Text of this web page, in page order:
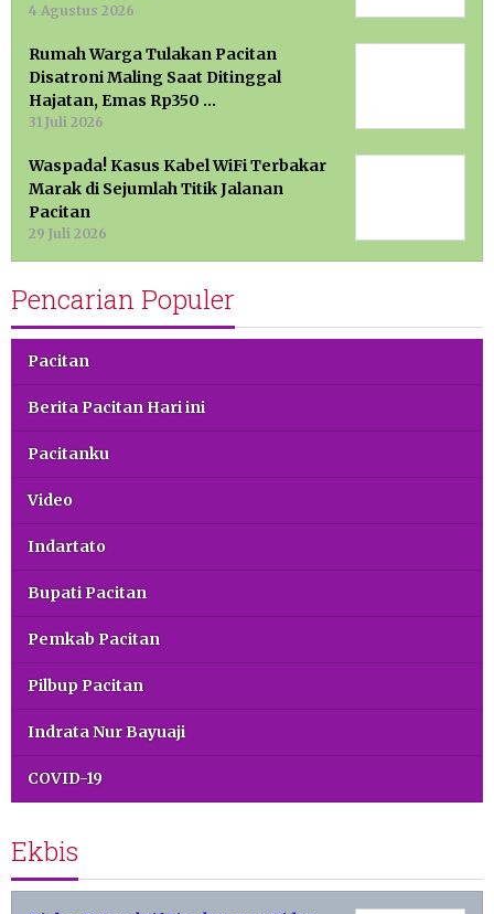
4 Agustus 2026
Rumah Warga Tulakan Pacitan
Disatroni Maling Saat Ditinggal
Hajatan, Emas Rp350 …
31 Juli 2026
Waspada! Kasus Kabel WiFi Terbakar
Marak di Sejumlah Titik Jalanan
Pacitan
29 Juli 2026
Pencarian Populer
Pacitan
Berita Pacitan Hari ini
Pacitanku
Video
Indartato
Bupati Pacitan
Pemkab Pacitan
Pilbup Pacitan
Indrata Nur Bayuaji
COVID-19
Ekbis